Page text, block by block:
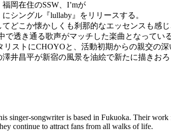
岡在住のSSW、I’mが
シングル『lullaby』をリリースする。
どこか懐かしくも刹那的なエッセンスも感
で透き通る歌声がマッチした楽曲となってい
リストにCHOYOと、活動初期からの親交の
井昌平が新宿の風景を油絵で新たに描きおろ
singer-songwriter is based in Fukuoka. Their work
continue to attract fans from all walks of life.